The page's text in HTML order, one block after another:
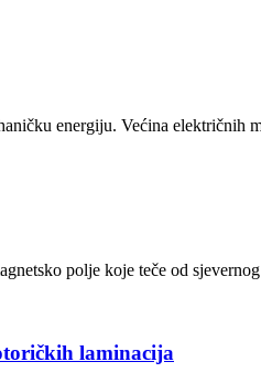
energiju. Većina električnih
polje koje teče od
laminacija